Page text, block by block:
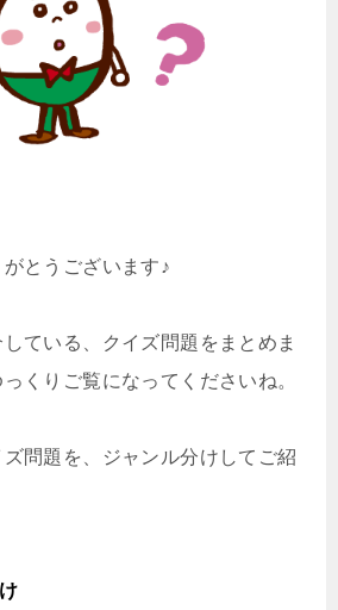
とうございます♪
ている、クイズ問題をまとめま
くりご覧になってくださいね。
問題を、ジャンル分けしてご紹